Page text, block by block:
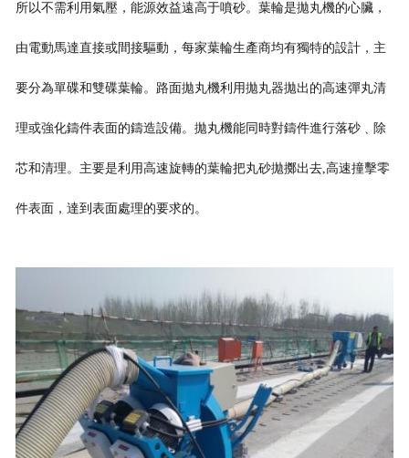
所以不需利用氣壓，能源效益遠高于噴砂。葉輪是拋丸機的心臟，
由電動馬達直接或間接驅動，每家葉輪生產商均有獨特的設計，主
要分為單碟和雙碟葉輪。路面拋丸機利用拋丸器拋出的高速彈丸清
理或強化鑄件表面的鑄造設備。拋丸機能同時對鑄件進行落砂﹑除
芯和清理。主要是利用高速旋轉的葉輪把丸砂拋擲出去,高速撞擊零
件表面，達到表面處理的要求的。